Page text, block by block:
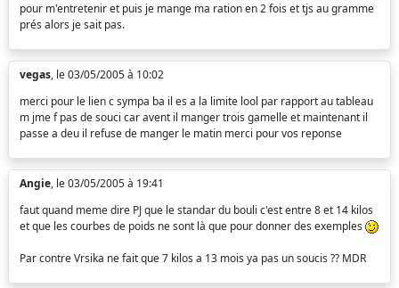
pour m'entretenir et puis je mange ma ration en 2 fois et tjs au gramme
prés alors je sait pas.
vegas, le 03/05/2005 à 10:02
merci pour le lien c sympa ba il es a la limite lool par rapport au tableau
m jme f pas de souci car avent il manger trois gamelle et maintenant il
passe a deu il refuse de manger le matin merci pour vos reponse
Angie, le 03/05/2005 à 19:41
faut quand meme dire PJ que le standar du bouli c'est entre 8 et 14 kilos
et que les courbes de poids ne sont là que pour donner des exemples
Par contre Vrsika ne fait que 7 kilos a 13 mois ya pas un soucis ?? MDR